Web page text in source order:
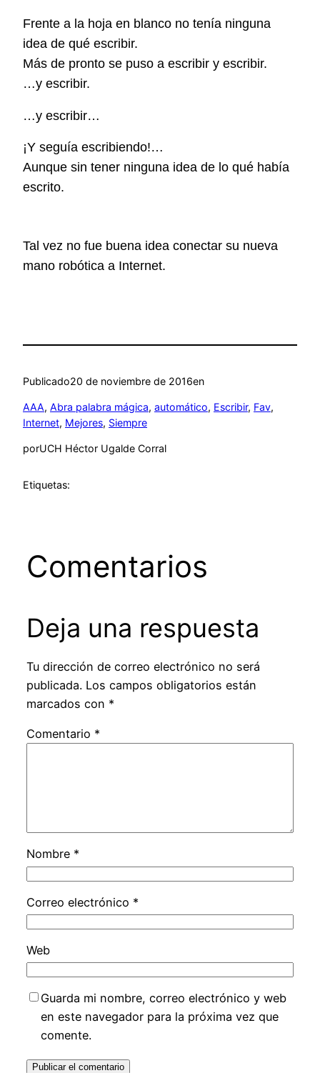
Frente a la hoja en blanco no tenía ninguna
idea de qué escribir.
Más de pronto se puso a escribir y escribir.
…y escribir.
…y escribir…
¡Y seguía escribiendo!…
Aunque sin tener ninguna idea de lo qué había
escrito.
Tal vez no fue buena idea conectar su nueva
mano robótica a Internet.
Publicado20 de noviembre de 2016en
AAA, Abra palabra mágica, automático, Escribir, Fav
Internet, Mejores, Siempre
porUCH Héctor Ugalde Corral
Etiquetas:
Comentarios
Deja una respuesta
Tu dirección de correo electrónico no será
publicada. Los campos obligatorios están
marcados con *
Comentario *
Nombre *
Correo electrónico *
Web
Guarda mi nombre, correo electrónico y web
en este navegador para la próxima vez que
comente.